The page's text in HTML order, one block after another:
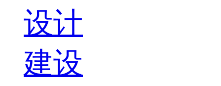
设计
建设